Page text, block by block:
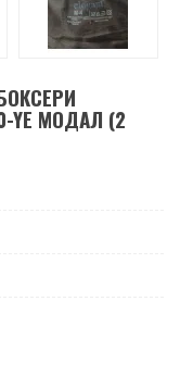
YE МОДАЛ (2